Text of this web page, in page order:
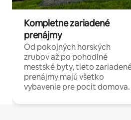
Kompletne zariadené
prenájmy
Od pokojných horských
zrubov až po pohodlné
mestské byty, tieto
prenájmy majú všetko
vybavenie pre pocit domova.